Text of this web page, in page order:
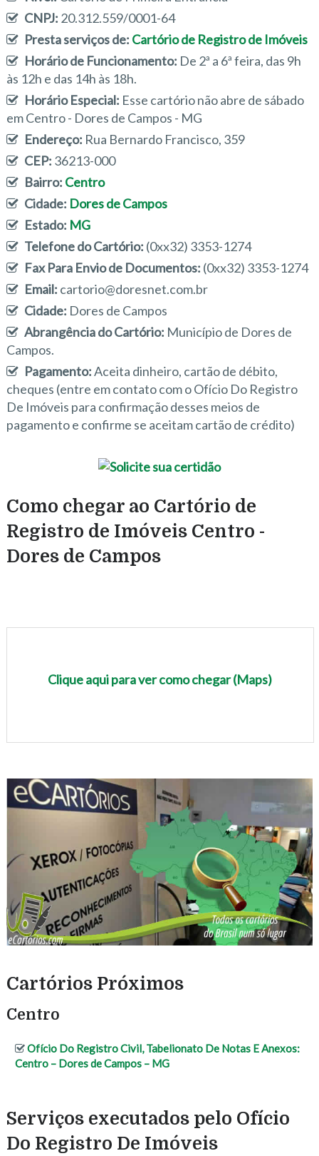
CNPJ: 20.312.559/0001-64
Presta serviços de: Cartório de Registro de Imóveis
Horário de Funcionamento: De 2ª a 6ª feira, das 9h
às 12h e das 14h às 18h.
Horário Especial: Esse cartório não abre de sábado
em Centro - Dores de Campos - MG
Endereço: Rua Bernardo Francisco, 359
CEP: 36213-000
Bairro: Centro
Cidade: Dores de Campos
Estado: MG
Telefone do Cartório: (0xx32) 3353-1274
Fax Para Envio de Documentos: (0xx32) 3353-1274
Email: cartorio@doresnet.com.br
Cidade: Dores de Campos
Abrangência do Cartório: Município de Dores de
Campos.
Pagamento:Aceita dinheiro, cartão de débito,
cheques (entre em contato com o Ofício Do Registro
De Imóveis para confirmação desses meios de
pagamento e confirme se aceitam cartão de crédito)
Como chegar ao Cartório de
Registro de Imóveis Centro -
Dores de Campos
Clique aqui para ver como chegar (Maps)
Cartórios Próximos
Centro
Ofício Do Registro Civil, Tabelionato De Notas E Anexos:
Centro – Dores de Campos – MG
Serviços executados pelo Ofício
Do Registro De Imóveis